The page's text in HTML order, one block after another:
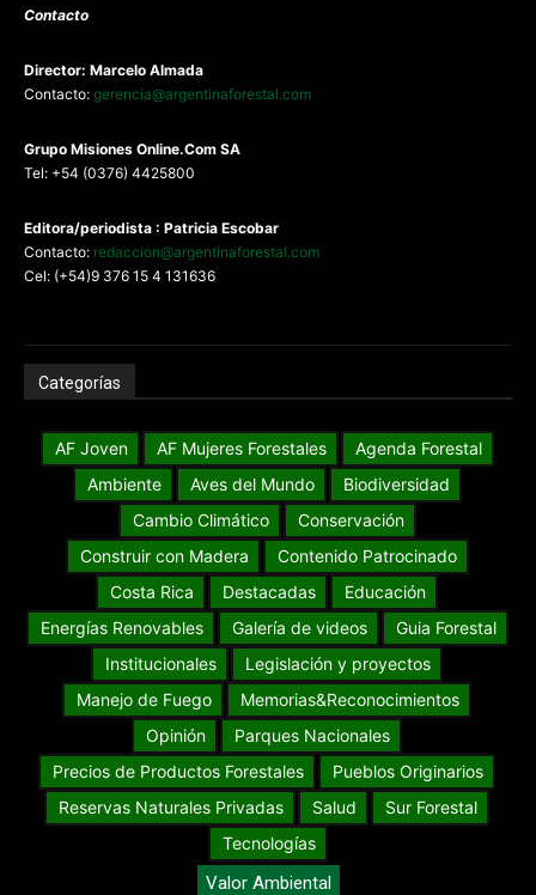
Contacto
Director: Marcelo Almada
Contacto: gerencia@argentinaforestal.com
Grupo Misiones Online.Com SA
Tel: +54 (0376) 4425800
Editora/periodista : Patricia Escobar
Contacto: redaccion@argentinaforestal.com
Cel: (+54)9 376 15 4 131636
Categorías
AF Joven AF Mujeres Forestales
Agenda Forestal
Ambiente
Aves del Mundo
Biodiversidad
Cambio Climático
Conservación
Construir con Madera
Contenido Patrocinado
Costa Rica
Destacadas
Educación
Energías Renovables
Galería de videos
Guia Forestal
Institucionales
Legislación y proyectos
Manejo de Fuego
Memorias&Reconocimientos
Opinión
Parques Nacionales
Precios de Productos Forestales
Pueblos Originarios
Reservas Naturales Privadas
Salud
Sur Forestal
Tecnologías
Valor Ambiental